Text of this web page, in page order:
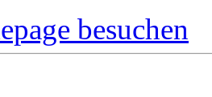
besuchen